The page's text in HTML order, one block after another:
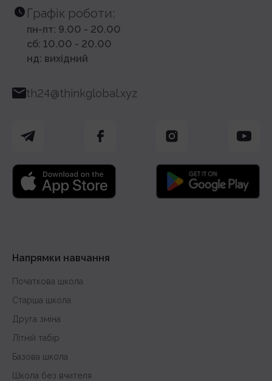
th24@thinkglobal.xyz
Графік роботи:
пн-пт: 9.00 - 20.00
сб: 10.00 - 20.00
нд: вихідний
Напрямки навчання
Початкова школа
Старша школа
Друга зміна
Літній табір
Базова школа
Школа без вчителя